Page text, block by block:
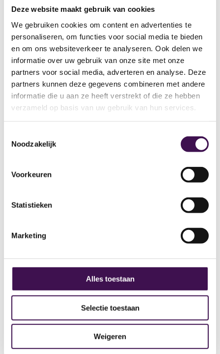
Deze website maakt gebruik van cookies
We gebruiken cookies om content en advertenties te
personaliseren, om functies voor social media te bieden
en om ons websiteverkeer te analyseren. Ook delen we
informatie over uw gebruik van onze site met onze
partners voor social media, adverteren en analyse. Deze
partners kunnen deze gegevens combineren met andere
informatie die u aan ze heeft verstrekt of die ze hebben
verzameld op basis van uw gebruik van hun services.
Noodzakelijk
Voorkeuren
Statistieken
Marketing
Alles toestaan
Selectie toestaan
Weigeren
Werkzaak Rivierenland begeleidt mensen
bij het vinden, behouden en ontwikkelen
van werk. Op de locatie in Geldermalsen
werken dagelijks honderden
medewerkers aan hun talenten en
ontwikkeling richting een duurzame
plek…
3 dagen geleden geplaatst
Specialist Financiële
Sociaal Domein
Je gaat aan de slag bij gemeente
volop inzet op datagedreven werken en
3 dagen geleden geplaatst
Interim sectiehoofd en
expert organisatieadvies